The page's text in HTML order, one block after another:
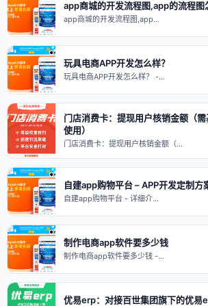
app商城的开发流程图,app的流程图
app商城的开发流程图,app…
玩具电商APP开发怎么样？
玩具电商APP开发怎么样？ -…
门店消费卡：提现用户核销金额（
使用）
门店消费卡：提现用户核销金额（…
自建app购物平台 – APP开发定制方
自建app购物平台 - 详细介…
制作电商app软件要多少钱
制作电商app软件要多少钱 -…
优易erp：对接百世集团旗下的优易